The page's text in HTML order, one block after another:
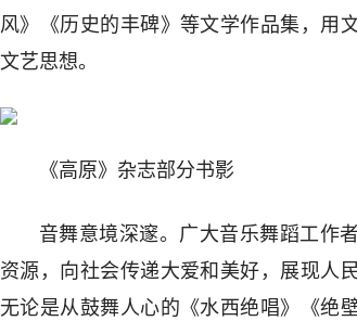
风》《历史的丰碑》等文学作品集，用
文艺思想。
《高原》杂志部分书影
音舞意境深邃。广大音乐舞蹈工作
资源，向社会传递大爱和美好，展现人
无论是从鼓舞人心的《水西绝唱》《绝